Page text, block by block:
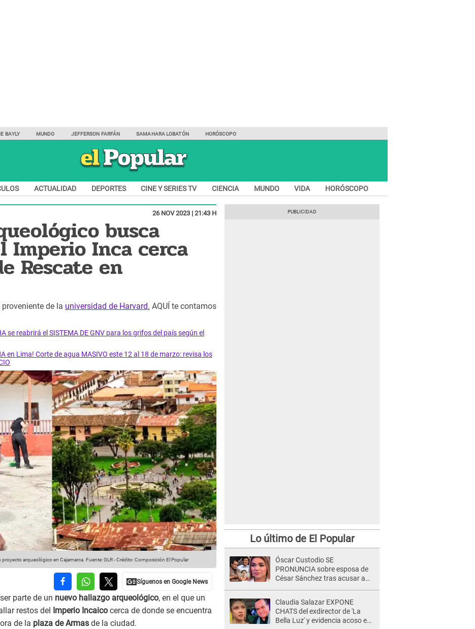
BAYLY MUNDO JEFFERSON FARFÁN SAMAHARA LOBATÓN HORÓSCOPO
ACTUALIDAD DEPORTES CINE Y SERIES TV CIENCIA MUNDO VIDA HORÓSCOPO
26 NOV 2023 | 21:43 H
busca
Imperio Inca cerca
Rescate en
proveniente de la universidad de Harvard. AQUÍ te contamos
se reabrirá el SISTEMA DE GNV para los grifos del país según el
en Lima! Corte de agua MASIVO este 12 al 18 de marzo: revisa los
arqueológico en Cajamarca. Fuente: GLR-Crédito: Composición El Popular
parte de un nuevo hallazgo arqueológico, en el que un
restos del
Imperio Incaico cerca de donde se encuentra
de la plaza de Armas de la ciudad.
Lo último de El Popular
Óscar Custodio SE
PRONUNCIA sobre esposa de
César Sánchez tras acusar a
de la justicia"
Claudia Salazar EXPONE
CHATS del exdirector de 'La
Bella Luz' y evidencia acoso e